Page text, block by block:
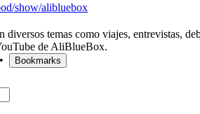
show/alibluebox
diversos temas como viajes, entrevistas,
de AliBlueBox.
• Bookmarks